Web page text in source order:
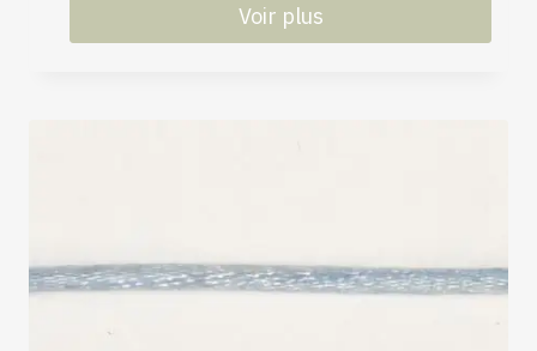
Voir plus